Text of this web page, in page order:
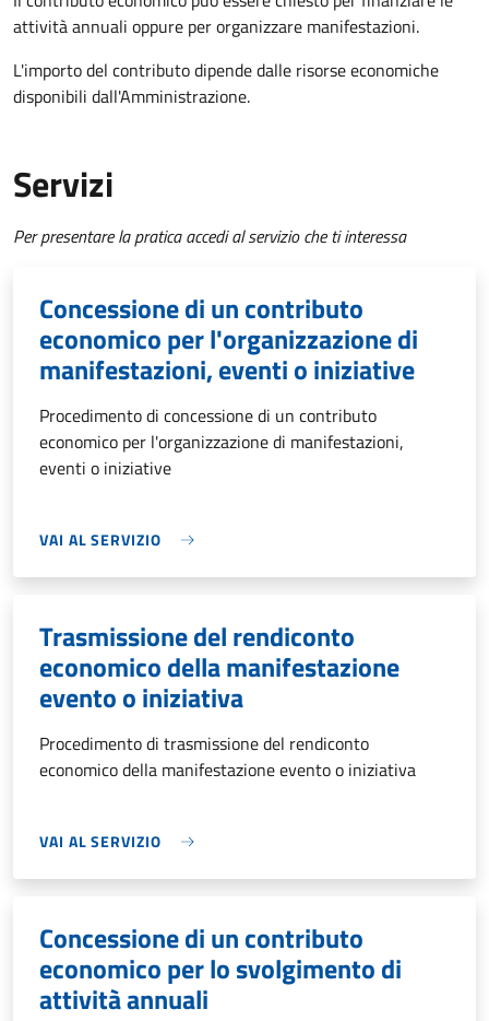
attività annuali oppure per organizzare manifestazioni.
L'importo del contributo dipende dalle risorse economiche
disponibili dall'Amministrazione.
Servizi
Per presentare la pratica accedi al servizio che ti interessa
Concessione di un contributo
economico per l'organizzazione di
manifestazioni, eventi o iniziative
Procedimento di concessione di un contributo
economico per l'organizzazione di manifestazioni,
eventi o iniziative
VAI AL SERVIZIO
Trasmissione del rendiconto
economico della manifestazione
evento o iniziativa
Procedimento di trasmissione del rendiconto
economico della manifestazione evento o iniziativa
VAI AL SERVIZIO
Concessione di un contributo
economico per lo svolgimento di
attività annuali